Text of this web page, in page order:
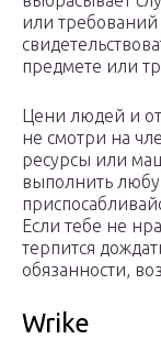
или
предмете или
Цени людей и
не смотри на
ресурсы или
выполнить
Если тебе не
терпится
обязанности,
Wrike